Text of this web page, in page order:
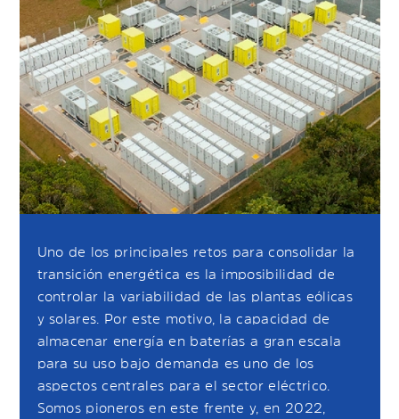
Uno de los principales retos para consolidar la
transición energética es la imposibilidad de
controlar la variabilidad de las plantas eólicas
y solares. Por este motivo, la capacidad de
almacenar energía en baterías a gran escala
para su uso bajo demanda es uno de los
aspectos centrales para el sector eléctrico.
Somos pioneros en este frente y, en 2022,